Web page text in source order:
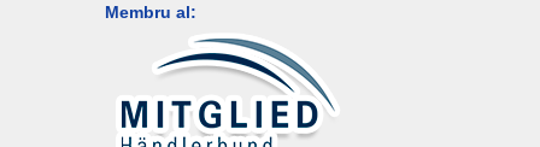
Membru al: